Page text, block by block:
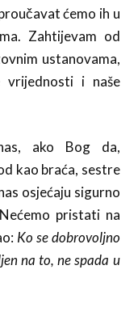
ćemo ih u
Zahtijevam od
ustanovama,
vrijednosti i naše
ako Bog da,
kao braća, sestre
osjećaju sigurno
pristati na
Ko se dobrovoljno
na to, ne spada u